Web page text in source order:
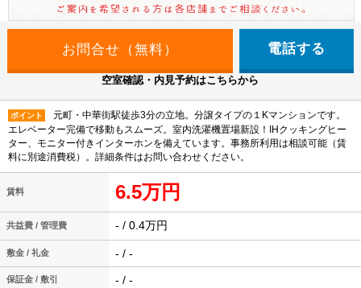
電話する
空室確認・内見予約はこちらから
ポイント
元町・中華街駅徒歩3分の立地。分譲タイプの１Kマンションです。
エレベーター完備で移動もスムーズ。室内洗濯機置場新設！IHクッキングヒー
ター、モニター付きインターホンを備えています。事務所利用は相談可能（賃
料に別途消費税）。詳細条件はお問い合わせください。
賃料 6.5万円
共益費 / 管理費 - / 0.4万円
敷金 / 礼金 - / -
保証金 / 敷引 - / -